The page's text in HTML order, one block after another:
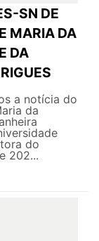
SN DE
MARIA DA
DA
a notícia do
da
do
202...